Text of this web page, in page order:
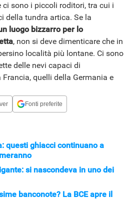
ci sono i piccoli roditori, tra cui i
della tundra artica. Se la
luogo bizzarro per lo
, non si deve dimenticare che in
località più lontane. Ci sono
delle nevi capaci di
quelli della Germania e
Fonti preferite
questi ghiacci continuano a
si nascondeva in uno dei
banconote? La BCE apre il